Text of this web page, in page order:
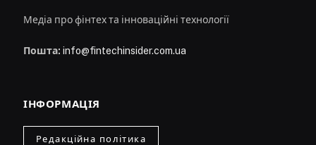
Медіа про фінтех та інноваційні технології
Пошта: info@fintechinsider.com.ua
ІНФОРМАЦІЯ
Редакційна політика